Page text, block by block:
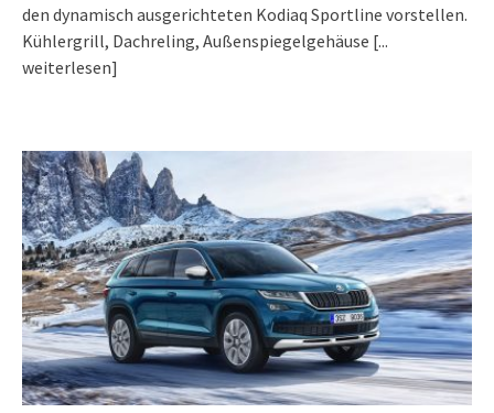
den dynamisch ausgerichteten Kodiaq Sportline vorstellen.
Kühlergrill, Dachreling, Außenspiegelgehäuse [...
weiterlesen]